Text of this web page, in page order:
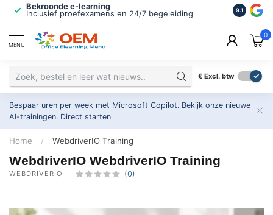
Bekroonde e-learning
Inclusief proefexamens en 24/7 begeleiding
ISO
2.500+
9.1
MENU
0
€ Excl. btw
Bespaar uren per week met Microsoft Copilot. Bekijk onze nieuwe
AI-trainingen. Direct starten
Home / WebdriverIO Training
WebdriverIO WebdriverIO Training
WEBDRIVERIO (0)